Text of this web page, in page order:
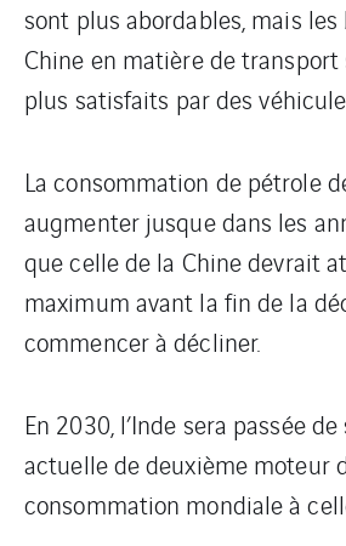
sont plus abordables, mais les
Chine en matière de
plus satisfaits par des
La consommation de pétrole
augmenter jusque dans les
que celle de la Chine devrait
maximum avant la fin de la
commencer à décliner.
En 2030, l’Inde sera passée
actuelle de deuxième moteur
consommation mondiale à